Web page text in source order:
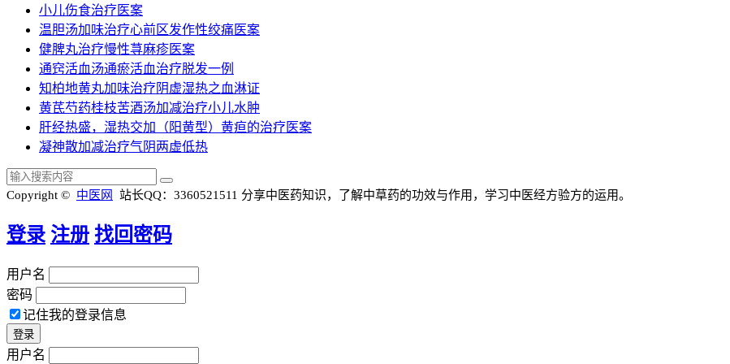
小儿伤食治疗医案
温胆汤加味治疗心前区发作性绞痛医案
健脾丸治疗慢性荨麻疹医案
通窍活血汤通瘀活血治疗脱发一例
知柏地黄丸加味治疗阴虚湿热之血淋证
黄芪芍药桂枝苦酒汤加减治疗小儿水肿
肝经热盛，湿热交加（阳黄型）黄疸的治疗医案
凝神散加减治疗气阴两虚低热
Copyright © 中医网 站长QQ：3360521511 分享中医药知识，了解中草药的功效与作用，学习中医经方验方的运用。
登录 注册 找回密码
用户名
密码
记住我的登录信息
用户名